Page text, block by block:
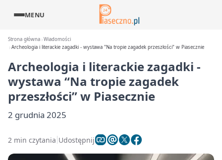
MENU
Strona główna Wiadomości
Archeologia i literackie zagadki - wystawa "Na tropie zagadek przeszłości" w Piasecznie
Archeologia i literackie zagadki -
wystawa “Na tropie zagadek
przeszłości” w Piasecznie
2 grudnia 2025
2 min czytania Udostępnij